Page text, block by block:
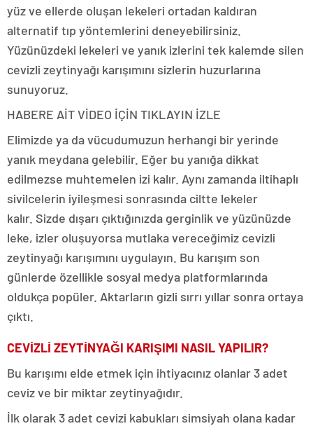
yüz ve ellerde oluşan lekeleri ortadan kaldıran
alternatif tıp yöntemlerini deneyebilirsiniz.
Yüzünüzdeki lekeleri ve yanık izlerini tek kalemde silen
cevizli zeytinyağı karışımını sizlerin huzurlarına
sunuyoruz.
HABERE AİT VİDEO İÇİN TIKLAYIN İZLE
Elimizde ya da vücudumuzun herhangi bir yerinde
yanık meydana gelebilir. Eğer bu yanığa dikkat
edilmezse muhtemelen izi kalır. Aynı zamanda iltihaplı
sivilcelerin iyileşmesi sonrasında ciltte lekeler
kalır. Sizde dışarı çıktığınızda gerginlik ve yüzünüzde
leke, izler oluşuyorsa mutlaka vereceğimiz cevizli
zeytinyağı karışımını uygulayın. Bu karışım son
günlerde özellikle sosyal medya platformlarında
oldukça popüler. Aktarların gizli sırrı yıllar sonra ortaya
çıktı.
CEVİZLİ ZEYTİNYAĞI KARIŞIMI NASIL YAPILIR?
Bu karışımı elde etmek için ihtiyacınız olanlar 3 adet
ceviz ve bir miktar zeytinyağıdır.
İlk olarak 3 adet cevizi kabukları simsiyah olana kadar